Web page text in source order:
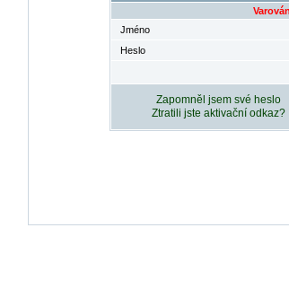
Jméno
Heslo
Zapomněl jsem své heslo
Ztratili jste aktivační odkaz?